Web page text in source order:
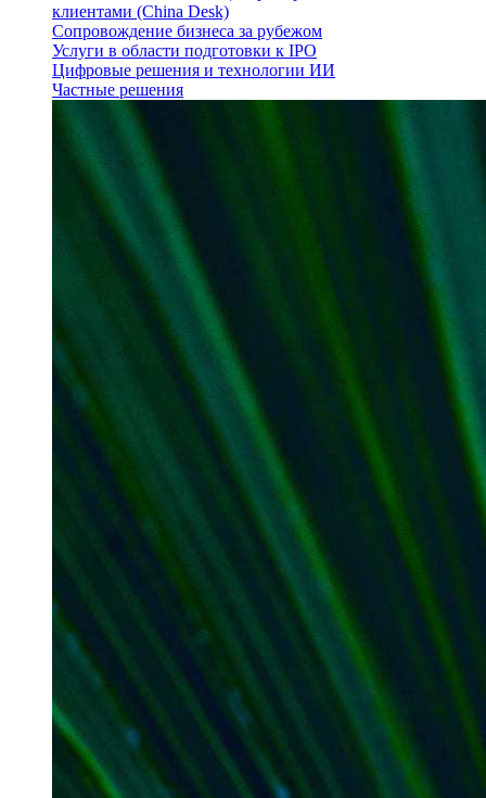
клиентами (China Desk)
Сопровождение бизнеса за рубежом
Услуги в области подготовки к IPO
Цифровые решения и технологии ИИ
Частные решения